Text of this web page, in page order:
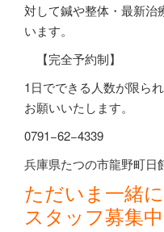
対して鍼や整体・最新治
います。
【完全予約制】
1日でできる人数が限ら
お願いいたします。
0791−62−4339
兵庫県たつの市龍野町日
ただいま一緒
スタッフ募集中